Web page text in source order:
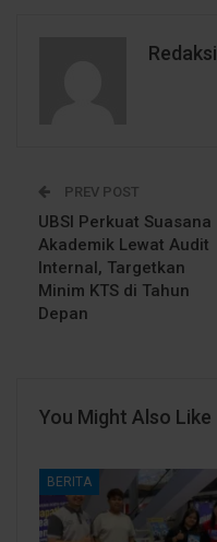
Redaksi
PREV POST
UBSI Perkuat Suasana
Akademik Lewat Audit
Internal, Targetkan
Minim KTS di Tahun
Depan
You Might Also Like
BERITA